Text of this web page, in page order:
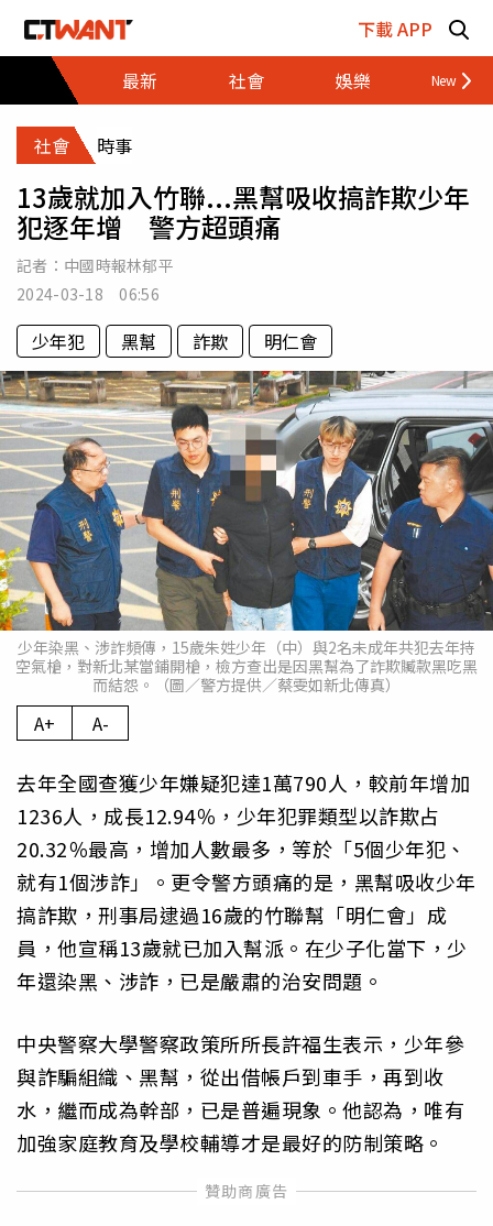
下載 APP
最新
社會 娛樂 財經
社會 時事
13歲就加入竹聯...黑幫吸收搞詐欺少年
犯逐年增 警方超頭痛
記者： 中國時報林郁平
2024-03-18 06:56
少年犯 黑幫 詐欺 明仁會
少年染黑、涉詐頻傳，15歲朱姓少年（中）與2名未成年共犯去年持
空氣槍，對新北某當鋪開槍，檢方查出是因黑幫為了詐欺贓款黑吃黑
而結怨。（圖／警方提供／蔡雯如新北傳真）
A+ A-
去年全國查獲少年嫌疑犯達1萬790人，較前年增加
1236人，成長12.94％，少年犯罪類型以詐欺占
20.32％最高，增加人數最多，等於「5個少年犯、
就有1個涉詐」。更令警方頭痛的是，黑幫吸收少年
搞詐欺，刑事局逮過16歲的竹聯幫「明仁會」成
員，他宣稱13歲就已加入幫派。在少子化當下，少
年還染黑、涉詐，已是嚴肅的治安問題。
中央警察大學警察政策所所長許福生表示，少年參
與詐騙組織、黑幫，從出借帳戶到車手，再到收
水，繼而成為幹部，已是普遍現象。他認為，唯有
加強家庭教育及學校輔導才是最好的防制策略。